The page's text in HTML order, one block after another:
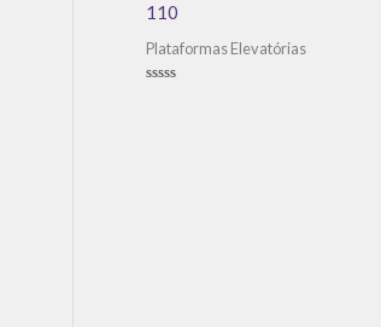
110
Plataformas Elevatórias